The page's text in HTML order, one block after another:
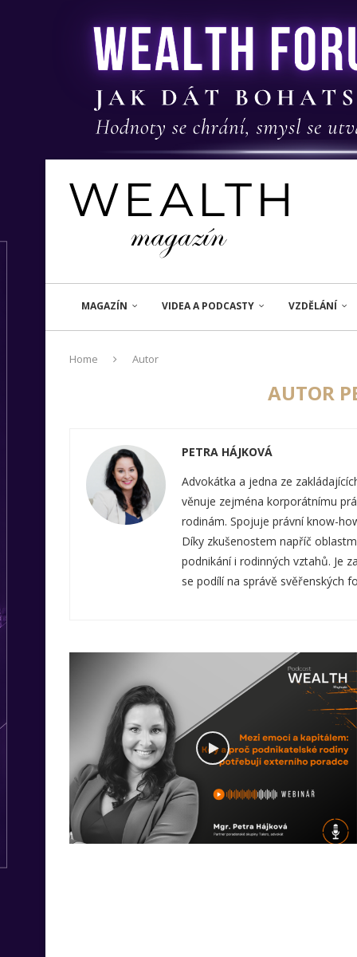
MAGAZÍN VIDEA A PODCASTY VZDĚLÁNÍ
Home Autor
AUTOR
PETRA HÁJKOVÁ
Advokátka a jedna ze
věnuje zejména korporátnímu
rodinám. Spojuje právní know-
Díky zkušenostem napříč
podnikání i rodinných vztahů. Je
se podílí na správě svěřenských